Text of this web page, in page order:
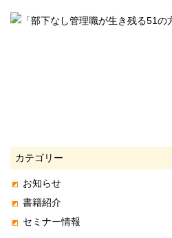
カテゴリー
お知らせ
書籍紹介
セミナー情報